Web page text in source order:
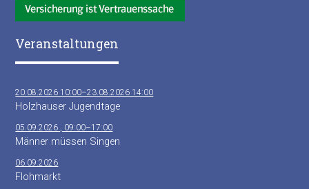
Veranstaltungen
20.08.2026 10:00–23.08.2026 14:00
Holzhauser Jugendtage
05.09.2026 , 09:00–17:00
Männer müssen Singen
06.09.2026
Flohmarkt